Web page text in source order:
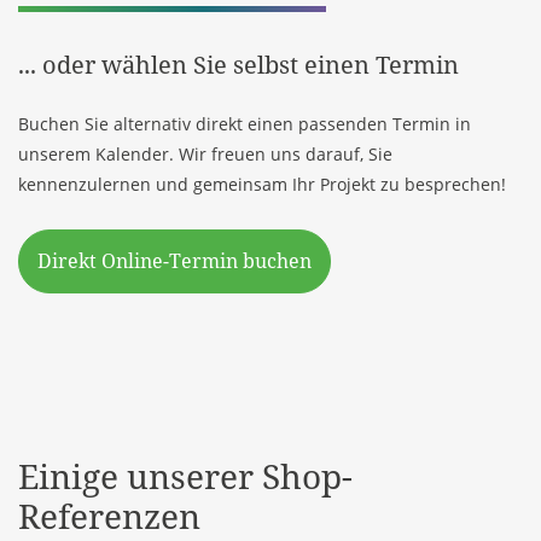
... oder wählen Sie selbst einen Termin
Buchen Sie alternativ direkt einen passenden Termin in
unserem Kalender. Wir freuen uns darauf, Sie
kennenzulernen und gemeinsam Ihr Projekt zu besprechen!
Direkt Online-Termin buchen
Einige unserer Shop-
Referenzen